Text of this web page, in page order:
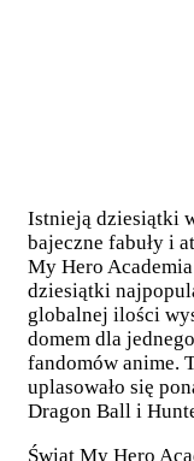
Istnieją dziesiątki
bajeczne fabuły i
My Hero
dziesiątki
globalnej ilości
domem dla
fandomów anime.
uplasowało się
Dragon Ball i
Świat My Hero